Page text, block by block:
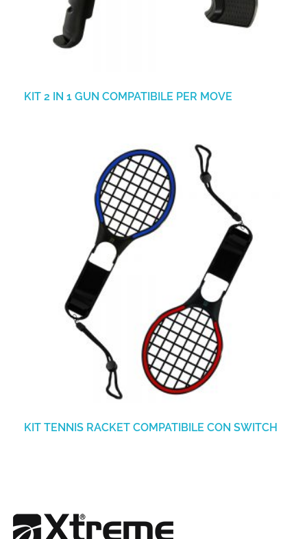
KIT 2 IN 1 GUN COMPATIBILE PER MOVE
KIT TENNIS RACKET COMPATIBILE CON SWITCH